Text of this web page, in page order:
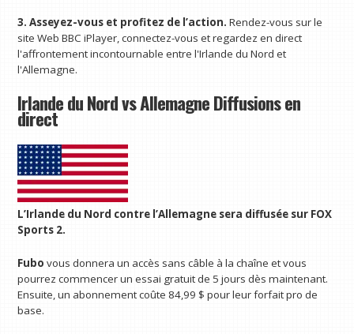
3. Asseyez-vous et profitez de l’action.Rendez-vous sur le
site Web BBC iPlayer, connectez-vous et regardez en direct
l'affrontement incontournable entre l'Irlande du Nord et
l'Allemagne.
Irlande du Nord vs Allemagne Diffusions en
direct
L’Irlande du Nord contre l’Allemagne sera diffusée sur FOX
Sports 2.
Fubo vous donnera un accès sans câble à la chaîne et vous
pourrez commencer un essai gratuit de 5 jours dès maintenant.
Ensuite, un abonnement coûte 84,99 $ pour leur forfait pro de
base.